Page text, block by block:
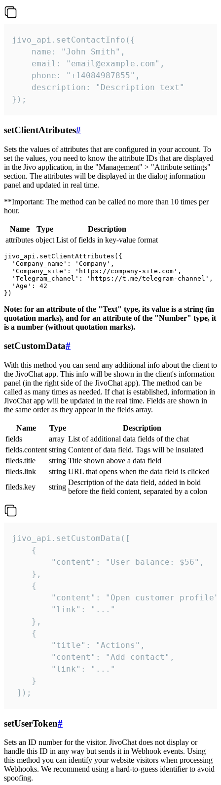
jivo_api.setContactInfo({
    name: "John Smith",
    email: "email@example.com",
    phone: "+14084987855",
    description: "Description text"
});
setClientAtributes#
Sets the values ​​of attributes that are configured in your account. To
set the values, you need to know the attribute IDs that are displayed
in the Jivo application, in the "Management" > "Attribute settings"
section. The attributes will be displayed in the dialog information
panel and updated in real time.
**Important: The method can be called no more than 10 times per
hour.
Name Type
Description
attributes object List of fields in key-value format
jivo_api.setClientAttributes({
  'Company_name': 'Company',
  'Company_site': 'https://company-site.com',
  'Telegram_chanel': 'https://t.me/telegram-channel',
  'Age': 42
Note: for an attribute of the "Text" type, its value is a string (in
quotation marks), and for an attribute of the "Number" type, it
is a number (without quotation marks).
setCustomData#
With this method you can send any additional info about the client to
the JivoChat app. This info will be shown in the client's information
panel (in the right side of the JivoChat app). The method can be
called as many times as needed. If chat is established, information in
JivoChat app will be updated in the real time. Fields are shown in
the same order as they appear in the fields array.
Name Type
Description
fields
array List of additional data fields of the chat
fields.content string Content of data field. Tags will be insulated
fileds.title
string Title shown above a data field
fileds.link
string URL that opens when the data field is clicked
fileds.key
string
Description of the data field, added in bold
before the field content, separated by a colon
jivo_api.setCustomData([
    {
        "content": "User balance: $56",
    },
    {
"content": "Open customer
        "link": "..."
    },
    {
        "title": "Actions",
        "content": "Add contact",
        "link": "..."
    }
]);
setUserToken#
Sets an ID number for the visitor. JivoChat does not display or
handle this ID in any way but sends it in Webhook events. Using
this method you can identify your website visitors when processing
Webhooks. We recommend using a hard-to-guess identifier to avoid
spoofing.